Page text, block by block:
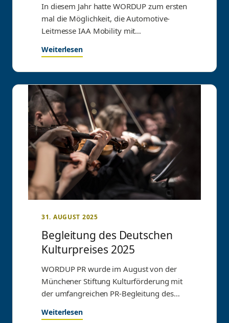
In diesem Jahr hatte WORDUP zum ersten
mal die Möglichkeit, die Automotive-
Leitmesse IAA Mobility mit
Automotive-Sektor zu…
Weiterlesen
31. AUGUST 2025
Begleitung des Deutschen
Kulturpreises 2025
WORDUP PR wurde im August von der
Münchener Stiftung Kulturförderung mit
der umfangreichen PR-Begleitung des
Weiterlesen